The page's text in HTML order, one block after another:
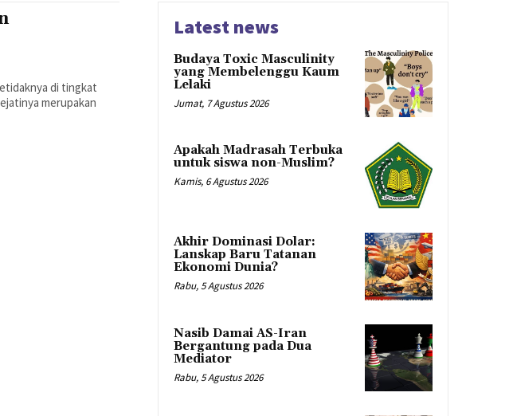
di tingkat
merupakan
Latest news
Budaya Toxic Masculinity
yang Membelenggu Kaum
Lelaki
Jumat, 7 Agustus 2026
Apakah Madrasah Terbuka
untuk siswa non-Muslim?
Kamis, 6 Agustus 2026
Akhir Dominasi Dolar:
Lanskap Baru Tatanan
Ekonomi Dunia?
Rabu, 5 Agustus 2026
Nasib Damai AS-Iran
Bergantung pada Dua
Mediator
Rabu, 5 Agustus 2026